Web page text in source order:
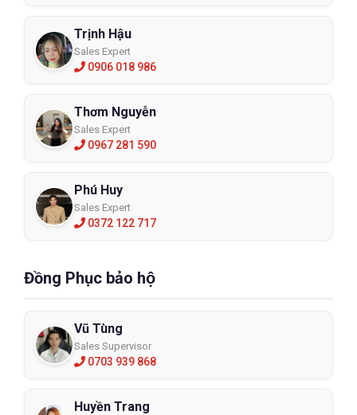
Trịnh Hậu
Sales Expert
0906 018 986
Thơm Nguyễn
Sales Expert
0967 281 590
Phú Huy
Sales Expert
0372 122 717
Đồng Phục bảo hộ
Vũ Tùng
Sales Supervisor
0703 939 868
Huyền Trang